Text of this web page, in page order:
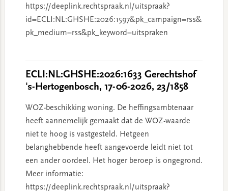
https://deeplink.rechtspraak.nl/uitspraak?
id=ECLI:NL:GHSHE:2026:1597&pk_campaign=rss&
pk_medium=rss&pk_keyword=uitspraken
ECLI:NL:GHSHE:2026:1633 Gerechtshof
's-Hertogenbosch, 17-06-2026, 23/1858
WOZ-beschikking woning. De heffingsambtenaar
heeft aannemelijk gemaakt dat de WOZ-waarde
niet te hoog is vastgesteld. Hetgeen
belanghebbende heeft aangevoerde leidt niet tot
een ander oordeel. Het hoger beroep is ongegrond.
Meer informatie:
https://deeplink.rechtspraak.nl/uitspraak?